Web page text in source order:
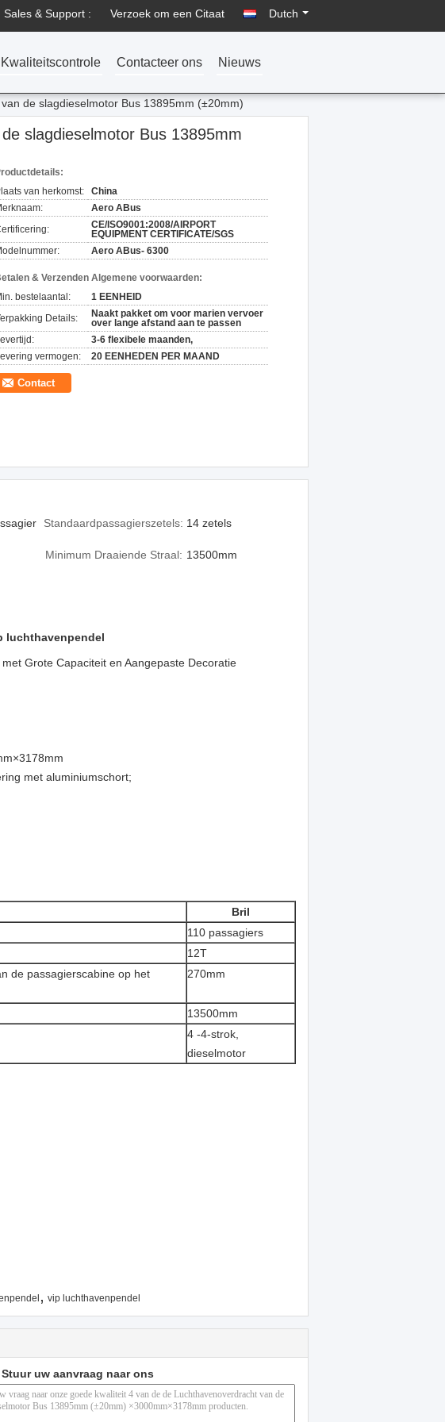
Sales & Support : Verzoek om een Citaat Dutch
Kwaliteitscontrole Contacteer ons Nieuws
de slagdieselmotor Bus 13895mm (±20mm)
slagdieselmotor Bus 13895mm
van herkomst:
China
Aero ABus
CE/ISO9001:2008/AIRPORT
EQUIPMENT CERTIFICATE/SGS
Aero ABus- 6300
& Verzenden Algemene voorwaarden:
bestelaantal:
1 EENHEID
Details:
Naakt pakket om voor marien vervoer
over lange afstand aan te passen
3-6 flexibele maanden,
vermogen:
20 EENHEDEN PER MAAND
Contact
Standaardpassagierszetels: 14 zetels
Minimum Draaiende Straal: 13500mm
luchthavenpendel
Grote Capaciteit en Aangepaste Decoratie
met aluminiumschort;
Bril
110 passagiers
12T
de passagierscabine op het
270mm
13500mm
4 -4-strok,
dieselmotor
, vip luchthavenpendel
uw aanvraag naar ons